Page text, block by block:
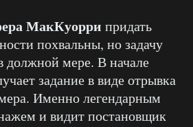
МакКуорри придать
похвальны, но задачу
должной мере. В начале
задание в виде отрывка
Именно легендарным
и видит постановщик